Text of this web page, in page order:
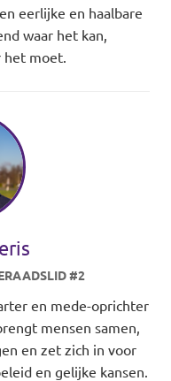
eerlijke en haalbare
waar het kan,
het moet.
#2
en mede-oprichter
mensen samen,
en zet zich in voor
en gelijke kansen.